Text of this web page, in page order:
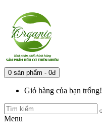
0 sản phẩm - 0đ
Giỏ hàng của bạn trống!
Menu